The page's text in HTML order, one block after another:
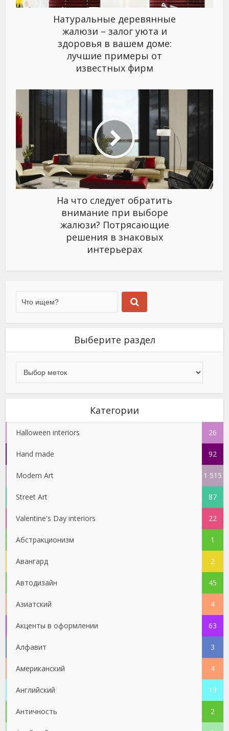
Натуральные деревянные
жалюзи – залог уюта и
здоровья в вашем доме:
лучшие примеры от
известных фирм
На что следует обратить
внимание при выборе
жалюзи? Потрясающие
решения в знаковых
интерьерах
Выберите раздел
Категории
Halloween interiors 26
Hand made 92
Modern Art 1 515
Street Art 87
Valentine's Day interiors 22
Абстракционизм 1
Авангард 2
Автодизайн 45
Азиатский 4
Акценты в оформлении 63
Алфавит 3
Американский 4
Английский 13
Античность 2